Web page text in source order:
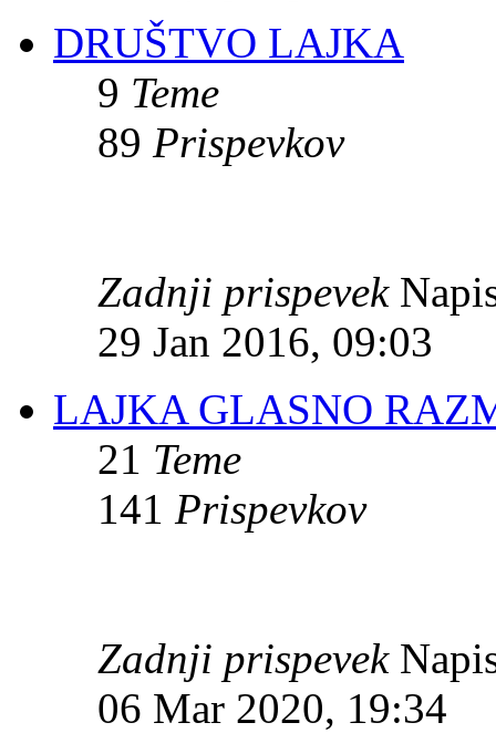
DRUŠTVO LAJKA
9 Teme
89 Prispevkov
Zadnji prispevek
29 Jan 2016, 09:03
LAJKA GLASNO
21 Teme
141 Prispevkov
Zadnji prispevek
06 Mar 2020, 19:34